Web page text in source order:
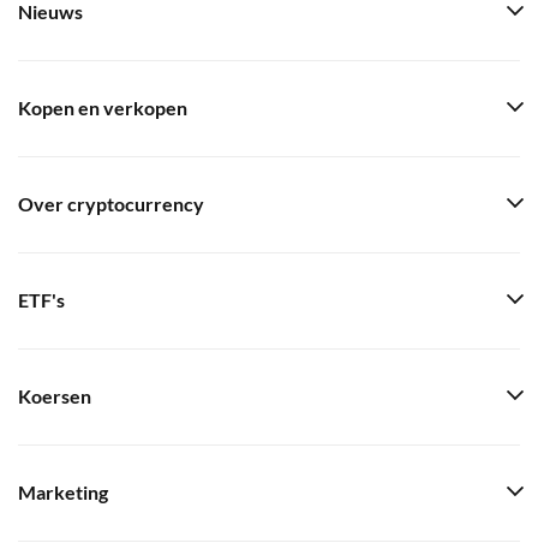
Nieuws
Kopen en verkopen
Over cryptocurrency
ETF's
Koersen
Marketing